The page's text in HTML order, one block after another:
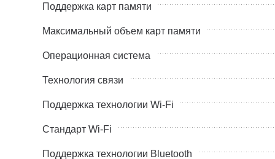
Поддержка карт памяти
Максимальный объем карт памяти
Операционная система
Технология связи
Поддержка технологии Wi-Fi
Стандарт Wi-Fi
Поддержка технологии Bluetooth